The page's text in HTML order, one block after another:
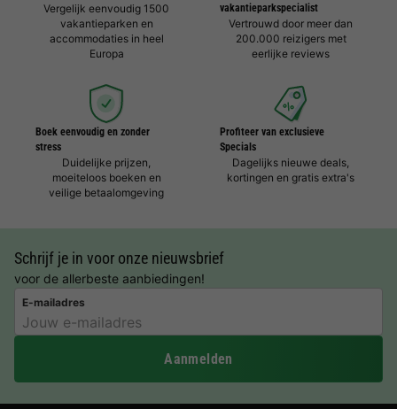
Vergelijk eenvoudig 1500
vakantieparken en
accommodaties in heel
Europa
vakantieparkspecialist
Vertrouwd door meer dan
200.000 reizigers met
eerlijke reviews
Boek eenvoudig en zonder
stress
Duidelijke prijzen,
moeiteloos boeken en
veilige betaalomgeving
Profiteer van exclusieve
Specials
Dagelijks nieuwe deals,
kortingen en gratis extra's
Schrijf je in voor onze nieuwsbrief
voor de allerbeste aanbiedingen!
E-mailadres
Aanmelden